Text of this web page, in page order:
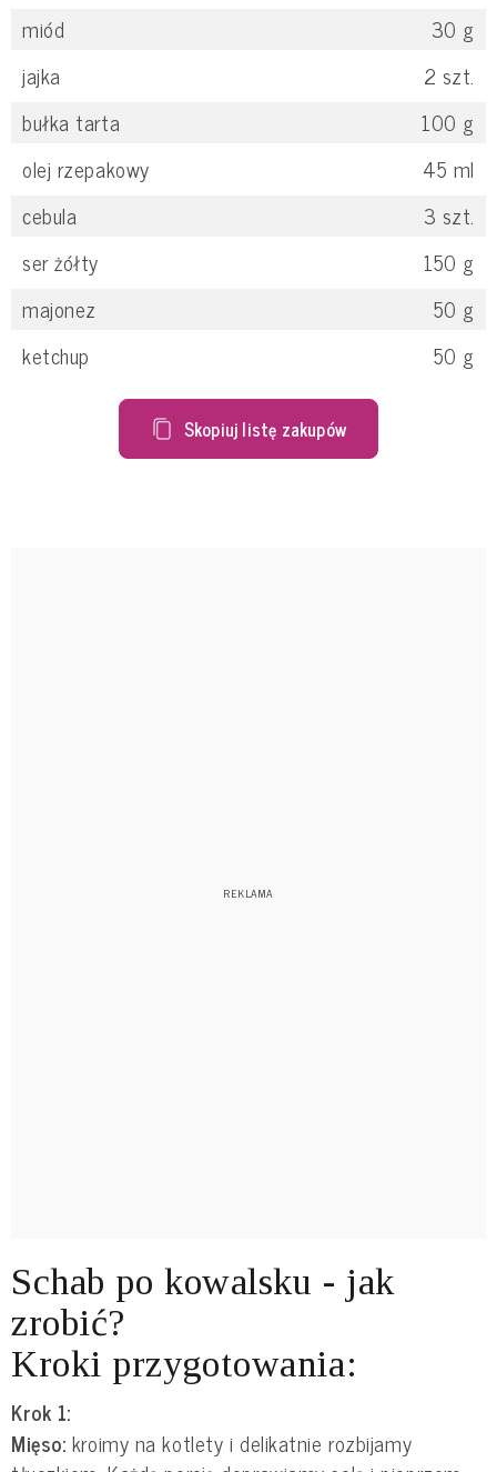
miód
30 g
jajka
2 szt.
bułka tarta
100 g
olej rzepakowy
45 ml
cebula
3 szt.
ser żółty
150 g
majonez
50 g
ketchup
50 g
Skopiuj listę zakupów
Schab po kowalsku - jak
zrobić?
Kroki przygotowania:
Krok 1:
Mięso: kroimy na kotlety i delikatnie rozbijamy